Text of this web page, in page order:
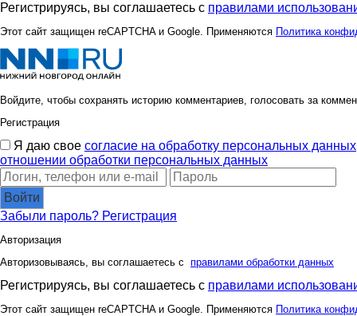
Регистрируясь, вы соглашаетесь с правилами
Этот сайт защищен reCAPTCHA и Google. Применяются Политика
Войдите, чтобы сохранять историю комментариев, голосовать за
Регистрация
Я даю свое согласие на обработку персональных данных
отношении обработки персональных данных
Войти
Забыли пароль? Регистрация
Авторизация
Авторизовываясь, вы соглашаетесь с правилами обработки данных
Регистрируясь, вы соглашаетесь с правилами
Этот сайт защищен reCAPTCHA и Google. Применяются Политика